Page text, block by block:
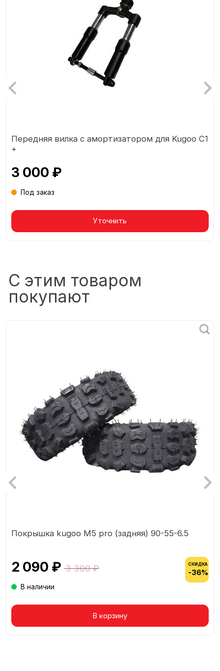
Товар в корзине
Передняя вилка с амортизатором для Kugoo C1
+
3 000 ₽
Под заказ
Уточнить
С этим товаром
покупают
Товар в корзине
Покрышка kugoo M5 pro (задняя) 90-55-6.5
2 090 ₽ 3 300 ₽ СКИДКА
-36%
В наличии
В корзину